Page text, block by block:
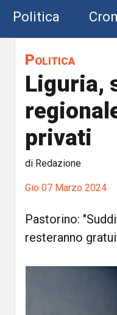
Politica
Politica
Liguria,
privati
di Redazione
Gio 07 Marzo 2024
Pastorino:
resteranno